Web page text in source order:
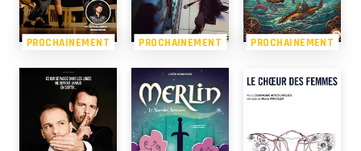
PROCHAINEMENT PROCHAINEMENT PROCHAINEMENT